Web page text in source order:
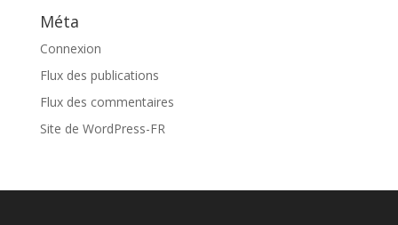
Méta
Connexion
Flux des publications
Flux des commentaires
Site de WordPress-FR